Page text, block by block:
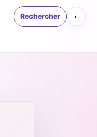
Rechercher ◐